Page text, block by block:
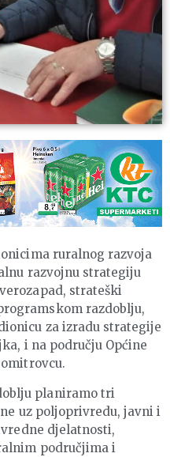
ruralnog razvoja
razvojnu strategiju
strateški
razdoblju,
za izradu strategije
i na području Općine
planiramo tri
uz poljoprivredu, javni i
djelatnosti,
područjima i